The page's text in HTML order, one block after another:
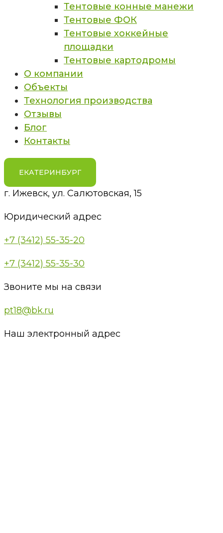
Тентовые конные манежи
Тентовые ФОК
Тентовые хоккейные
площадки
Тентовые картодромы
О компании
Объекты
Технология производства
Отзывы
Блог
Контакты
ЕКАТЕРИНБУРГ
г. Ижевск, ул. Салютовская, 15
Юридический адрес
+7 (3412) 55-35-20
+7 (3412) 55-35-30
Звоните мы на связи
pt18@bk.ru
Наш электронный адрес